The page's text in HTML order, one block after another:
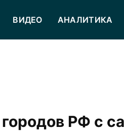
ВИДЕО АНАЛИТИКА
РФ с